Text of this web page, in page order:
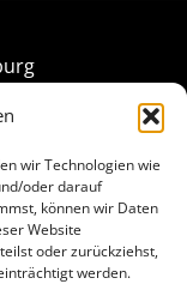
wir Technologien wie
oder darauf
können wir Daten
Website
oder zurückziehst,
werden.